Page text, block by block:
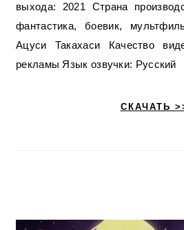
выхода: 2021 Страна
фантастика, боевик,
Ацуси Такахаси Качество
рекламы Язык озвучки: Русский
СКАЧАТЬ